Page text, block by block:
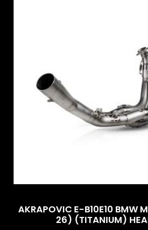
AKRAPOVIC E-B10E10 BMW
26) (TITANIUM)